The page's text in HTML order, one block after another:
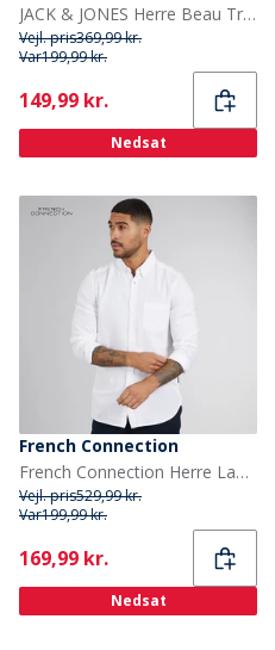
JACK & JONES Herre Beau Tre Pak T-shirts Quartz Pink/Cashmere Blue/Moonbeam
Vejl. pris369,99 kr.
Var199,99 kr.
Current
149,99 kr.
Nedsat
French Connection
French Connection Herre Langærmet shirts Hvid
Vejl. pris529,99 kr.
Var199,99 kr.
Current
169,99 kr.
Nedsat